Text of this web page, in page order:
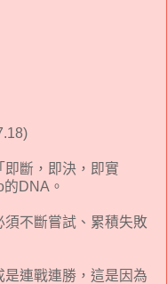
即斷，即決，即實
DNA。
不斷嘗試、累積失敗
連戰連勝，這是因為